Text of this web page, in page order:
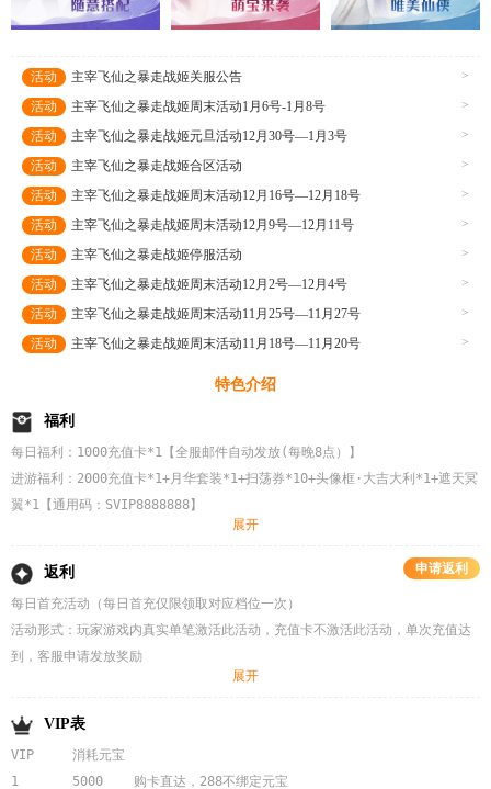
活动 主宰飞仙之暴走战姬关服公告
>
活动
主宰飞仙之暴走战姬周末活动1月6号-1月8号
>
活动
主宰飞仙之暴走战姬元旦活动12月30号—1月3号
>
活动
主宰飞仙之暴走战姬合区活动
>
活动
主宰飞仙之暴走战姬周末活动12月16号—12月18号
>
活动
主宰飞仙之暴走战姬周末活动12月9号—12月11号
>
活动
主宰飞仙之暴走战姬停服活动
>
活动
主宰飞仙之暴走战姬周末活动12月2号—12月4号
>
活动
主宰飞仙之暴走战姬周末活动11月25号—11月27号
>
活动
主宰飞仙之暴走战姬周末活动11月18号—11月20号 >
特色介绍
福利
每日福利：1000充值卡*1【全服邮件自动发放(每晚8点）】
进游福利：2000充值卡*1+月华套装*1+扫荡券*10+头像框·大吉大利*1+遮天冥
翼*1【通用码：SVIP8888888】
粉丝牌礼包：2000充值卡*1+寻宝密钥【抽奖】*50+5万铜钱*50+赤火龙帝【坐
骑】*1+封魔图鉴II（蓝）*1【全服邮件自动发放(41级开启邮件，仅限领取1
次）】
福袋礼包：2000充值卡*1+月汐破晓套装*1+灵童：天宫月兔*1+仙翼：玄空星灵
*1【全服邮件自动发放(41级开启邮件，仅限领取1次）】
【进游-53级-福利-兑换礼包】
区服冠名唯一活动 【联系客服申请冠名礼包】
展开
返利 申请返利
每日首充活动（每日首充仅限领取对应档位一次）
活动形式：玩家游戏内真实单笔激活此活动，充值卡不激活此活动，单次充值达
到，客服申请发放奖励
注：充值卡参与线上活动，不参与线下活动
*1、清灵果*50
每日首充128元：疲劳药水*6、全能复活卡*2、10万铜钱*500、清灵果*100、
展开
VIP表
VIP	消耗元宝
1	5000	购卡直达，288不绑定元宝